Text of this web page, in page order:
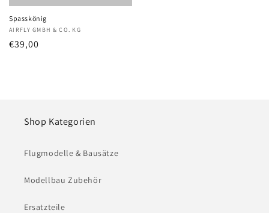
Spasskönig
Anbieter:
AIRFLY GMBH & CO. KG
Normaler
€39,00
Shop Kategorien
Flugmodelle & Bausätze
Modellbau Zubehör
Ersatzteile